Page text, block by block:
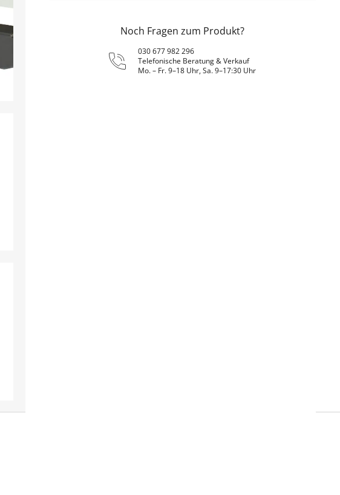
Noch Fragen zum Produkt?
030 677 982 296
Telefonische Beratung & Verkauf
Mo. – Fr. 9–18 Uhr, Sa. 9–17:30 Uhr